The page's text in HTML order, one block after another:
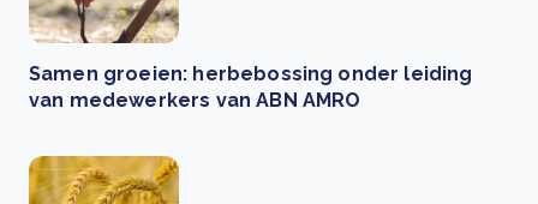
Samen groeien: herbebossing onder leiding
van medewerkers van ABN AMRO